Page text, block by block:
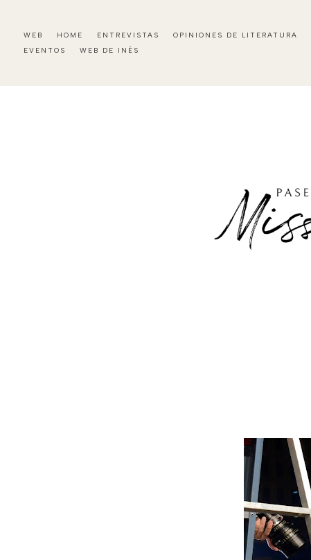
WEB HOME ENTREVISTAS OPINIONES DE LITERATURA
EVENTOS
WEB DE INÉS